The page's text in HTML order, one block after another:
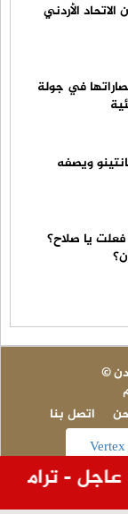
الأردني
في جولة
ويصفه
يا صلاح؟
عاجل - ترامب:
اتصل بنا